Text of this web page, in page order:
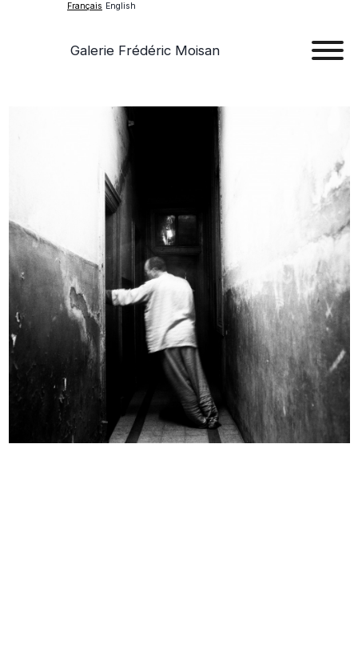
Français English
Galerie Frédéric Moisan
A